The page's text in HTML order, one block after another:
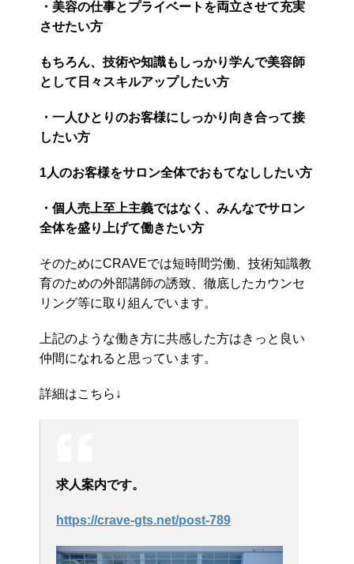
・美容の仕事とプライベートを両立させて充実
させたい方
もちろん、技術や知識もしっかり学んで美容師
として日々スキルアップしたい方
・一人ひとりのお客様にしっかり向き合って接
したい方
1人のお客様をサロン全体でおもてなししたい方
・個人売上至上主義ではなく、みんなでサロン
全体を盛り上げて働きたい方
そのためにCRAVEでは短時間労働、技術知識教
育のための外部講師の誘致、徹底したカウンセ
リング等に取り組んでいます。
上記のような働き方に共感した方はきっと良い
仲間になれると思っています。
詳細はこちら↓
求人案内です。
https://crave-gts.net/post-789